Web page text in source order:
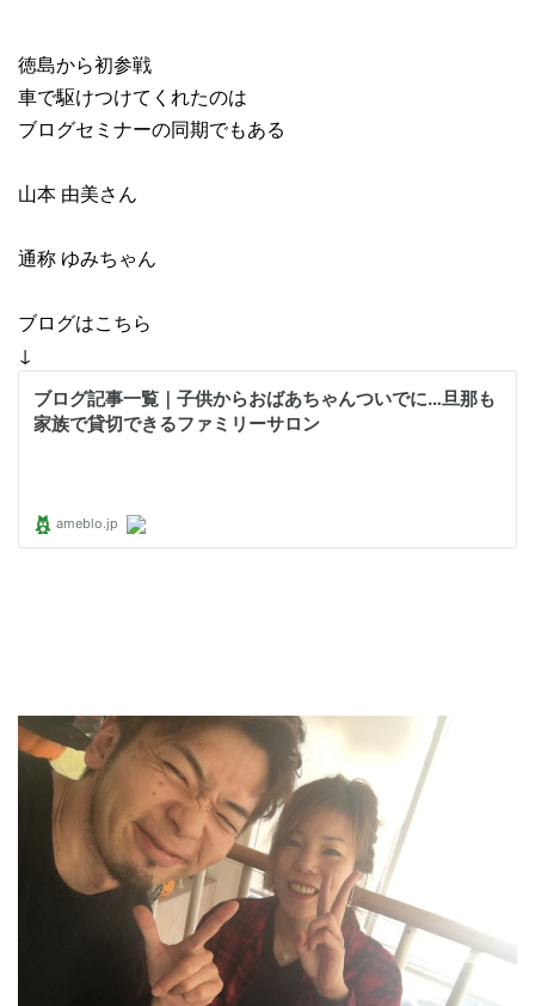
徳島から初参戦
車で駆けつけてくれたのは
ブログセミナーの同期でもある
山本 由美さん
通称 ゆみちゃん
ブログはこちら
↓